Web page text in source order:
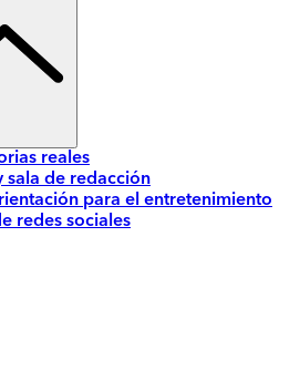
reales
sala de redacción
para el entretenimiento
redes sociales